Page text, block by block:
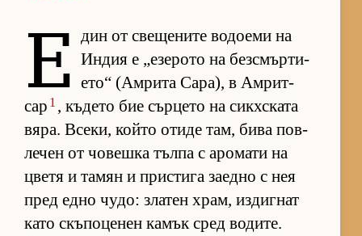
Е дин от све­ще­ните во­до­еми на
Ин­дия е „е­зе­рото на без­смър­ти­
е­то“ (Ам­рита Са­ра), в Ам­рит­
сар 1 , къ­дето бие сър­цето на сик­х­с­ката
вя­ра. Все­ки, който отиде там, бива пов­
ле­чен от чо­вешка тълпа с аро­мати на
цветя и та­мян и прис­тига за­едно с нея
пред едно чу­до: зла­тен храм, из­диг­нат
като скъ­по­це­нен ка­мък сред во­ди­те.